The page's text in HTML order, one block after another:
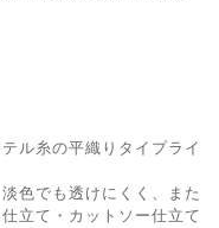
ル糸の平織りタイプライ
色でも透けにくく、また
立て・カットソー仕立て